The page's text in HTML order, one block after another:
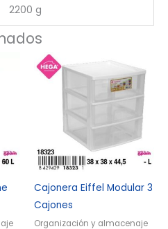
2200 g
Cajonera Eiffel Modular 3
Cajones
Organización y almacenaje